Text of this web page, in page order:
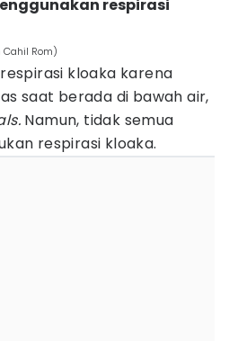
respirasi
Rom)
kloaka karena
saat berada di bawah air,
Namun, tidak semua
respirasi kloaka.